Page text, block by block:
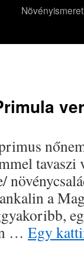
Növényismeret
a
… Egy